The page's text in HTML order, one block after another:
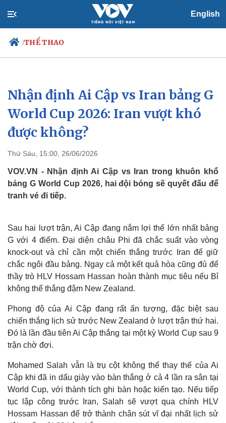
English
/THỂ THAO
Chính trị
Đảng
Tổ chức nhân sự
Quốc hội
Nhận diện sự thật
Xã hội
Dự báo thời tiết
Nhận định Ai Cập vs Iran bảng G
World Cup 2026: Iran vượt khó
được không?
Thứ Sáu, 15:00, 26/06/2026
VOV.VN - Nhận định Ai Cập vs Iran trong khuôn khổ
bảng G World Cup 2026, hai đội bóng sẽ quyết đấu để
tranh vé đi tiếp.
Sau hai lượt trận, Ai Cập đang nắm lợi thế lớn nhất bảng
G với 4 điểm. Đại diện châu Phi đã chắc suất vào vòng
knock-out và chỉ cần một chiến thắng trước Iran để giữ
chắc ngôi đầu bảng. Ngay cả một kết quả hòa cũng đủ để
thầy trò HLV Hossam Hassan hoàn thành mục tiêu nếu Bỉ
không thể thắng đậm New Zealand.
Phong độ của Ai Cập đang rất ấn tượng, đặc biệt sau
chiến thắng lịch sử trước New Zealand ở lượt trận thứ hai.
Đó là lần đầu tiên Ai Cập thắng tại một kỳ World Cup sau 9
trận chờ đợi.
Mohamed Salah vẫn là trụ cột không thể thay thế của Ai
Cập khi đã in dấu giày vào bàn thắng ở cả 4 lần ra sân tại
World Cup, với thành tích ghi bàn hoặc kiến tạo. Nếu tiếp
tục lập công trước Iran, Salah sẽ vượt qua chính HLV
Hossam Hassan để trở thành chân sút vĩ đại nhất lịch sử